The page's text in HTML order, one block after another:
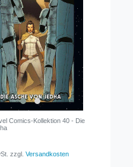
Comics-Kollektion 40 - Die
zzgl.Versandkosten